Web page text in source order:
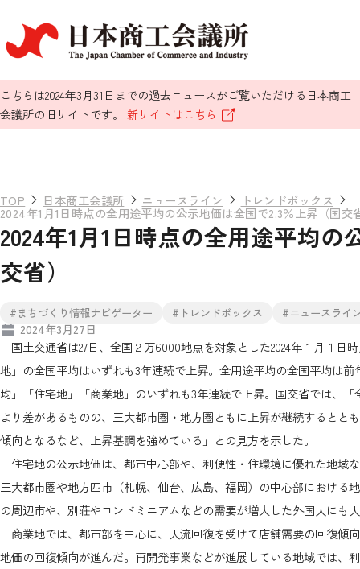
こちらは2024年3月31日までの過去ニュースがご覧いただける日本商工
会議所の旧サイトです。 新サイトはこちら
TOP 日本商工会議所 ニュースライン トレンドボックス
2024年1月1日時点の全用途平均の公示地価は全国で2.3％上昇（国交
2024年1月1日時点の全用途平均
交省）
#まちづくり情報ナビゲーター #トレンドボックス #ニュースライ
2024年3月27日
国土交通省は27日、全国２万6000地点を対象とした2024年１月１日
地」の全国平均はいずれも3年連続で上昇。全用途平均の全国平均は
均」「住宅地」「商業地」のいずれも3年連続で上昇。国交省では、
より差があるものの、三大都市圏・地方圏ともに上昇が継続すると
傾向となるなど、上昇基調を強めている」との見方を示した。
住宅地の公示地価は、都市中心部や、利便性・住環境に優れた地域
三大都市圏や地方四市（札幌、仙台、広島、福岡）の中心部におけ
の周辺市や、別荘やコンドミニアムなどの需要が増大した外国人にも
商業地では、都市部を中心に、人流回復を受けて店舗需要の回復傾
地価の回復傾向が進んだ。再開発事業などが進展している地域では、